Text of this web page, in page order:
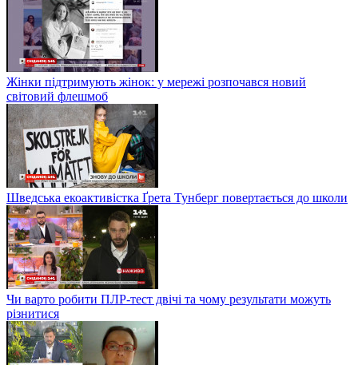
Жінки підтримують жінок: у мережі розпочався новий
світовий флешмоб
Шведська екоактивістка Ґрета Тунберг повертається до школи
Чи варто робити ПЛР-тест двічі та чому результати можуть
різнитися